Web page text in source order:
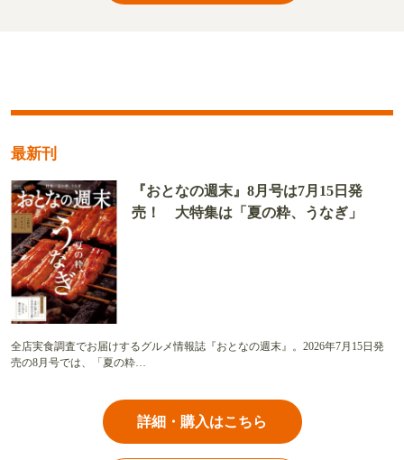
最新刊
『おとなの週末』8月号は7月15日発
売！ 大特集は「夏の粋、うなぎ」
全店実食調査でお届けするグルメ情報誌『おとなの週末』。2026年7月15日発
売の8月号では、「夏の粋…
詳細・購入はこちら